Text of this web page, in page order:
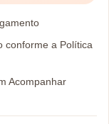
conforme a Política
Acompanhar